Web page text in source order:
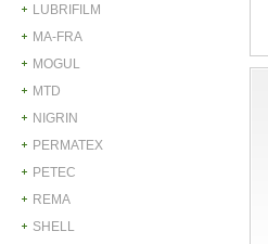
LUBRIFILM
MA-FRA
MOGUL
MTD
NIGRIN
PERMATEX
PETEC
REMA
SHELL